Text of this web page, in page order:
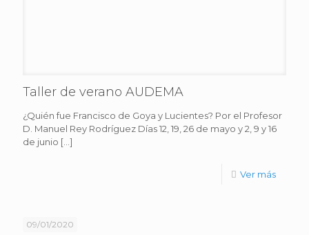
Taller de verano AUDEMA
¿Quién fue Francisco de Goya y Lucientes? Por el Profesor
D. Manuel Rey Rodríguez Días 12, 19, 26 de mayo y 2, 9 y 16
de junio […]
Ver más
09/01/2020